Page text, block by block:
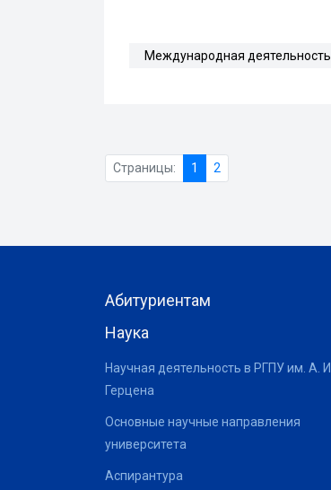
Международная деятельность
Страницы: 1 2
Абитуриентам
Наука
Научная деятельность в РГПУ им. А. И.
Герцена
Основные научные направления
университета
Аспирантура